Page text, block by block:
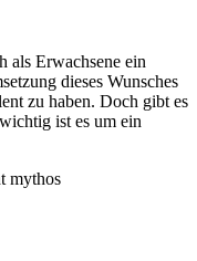
als Erwachsene ein
dieses Wunsches
zu haben. Doch gibt es
ist es um ein